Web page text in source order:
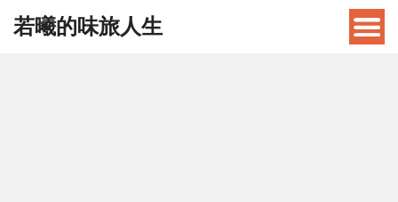
若曦的味旅人生